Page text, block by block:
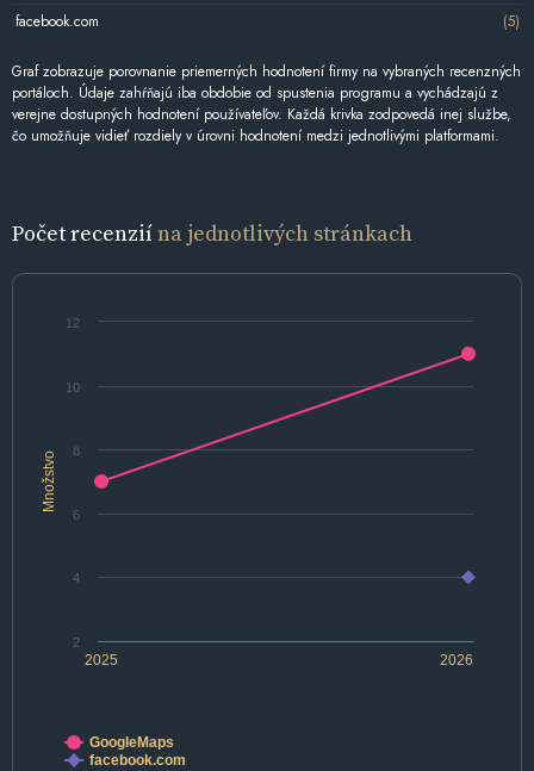
facebook.com (5)
Graf zobrazuje porovnanie priemerných hodnotení firmy na vybraných recenzných
portáloch. Údaje zahŕňajú iba obdobie od spustenia programu a vychádzajú z
verejne dostupných hodnotení používateľov. Každá krivka zodpovedá inej službe,
čo umožňuje vidieť rozdiely v úrovni hodnotení medzi jednotlivými platformami.
Počet recenziína jednotlivých stránkach
Množstvo
2025 2026
2
4
6
8
10
12
GoogleMaps
facebook.com